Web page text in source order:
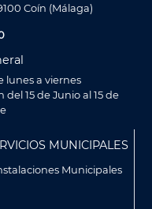
Coín (Málaga)
lunes a viernes
del 15 de Junio al 15 de
MUNICIPALES
Municipales